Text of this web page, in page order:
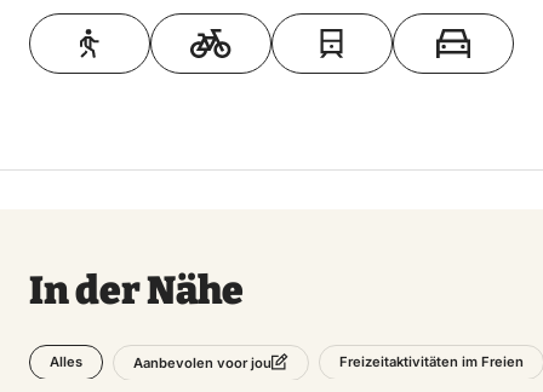
Toon op kaart
In der Nähe
Alles Aanbevolen voor jou Freizeitaktivitäten im Freien